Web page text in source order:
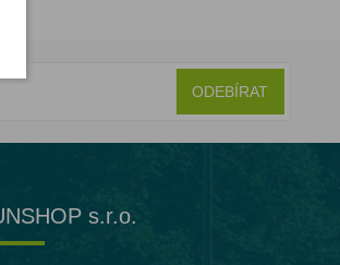
ODEBÍRAT
s.r.o.